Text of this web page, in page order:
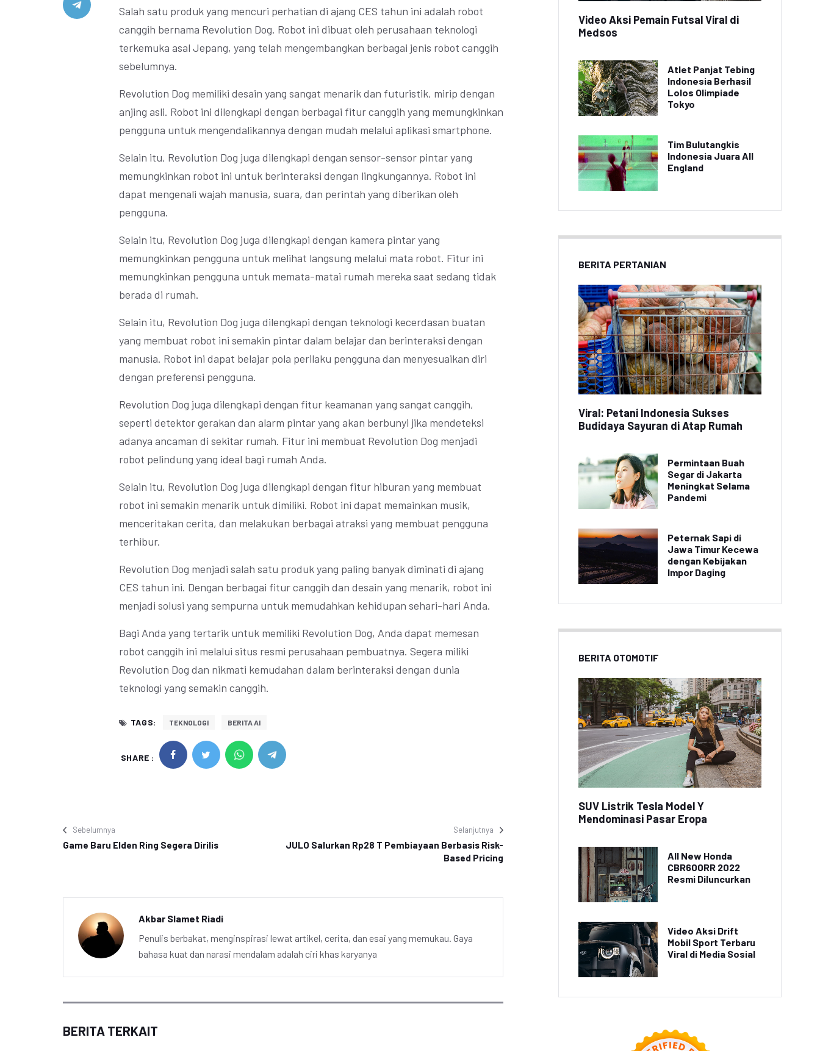
Salah satu produk yang mencuri perhatian di ajang CES tahun ini adalah robot
canggih bernama Revolution Dog. Robot ini dibuat oleh perusahaan teknologi
terkemuka asal Jepang, yang telah mengembangkan berbagai jenis robot canggih
sebelumnya.
Revolution Dog memiliki desain yang sangat menarik dan futuristik, mirip dengan
anjing asli. Robot ini dilengkapi dengan berbagai fitur canggih yang memungkinkan
pengguna untuk mengendalikannya dengan mudah melalui aplikasi smartphone.
Selain itu, Revolution Dog juga dilengkapi dengan sensor-sensor pintar yang
memungkinkan robot ini untuk berinteraksi dengan lingkungannya. Robot ini
dapat mengenali wajah manusia, suara, dan perintah yang diberikan oleh
pengguna.
Selain itu, Revolution Dog juga dilengkapi dengan kamera pintar yang
memungkinkan pengguna untuk melihat langsung melalui mata robot. Fitur ini
memungkinkan pengguna untuk memata-matai rumah mereka saat sedang tidak
berada di rumah.
Selain itu, Revolution Dog juga dilengkapi dengan teknologi kecerdasan buatan
yang membuat robot ini semakin pintar dalam belajar dan berinteraksi dengan
manusia. Robot ini dapat belajar pola perilaku pengguna dan menyesuaikan diri
dengan preferensi pengguna.
Revolution Dog juga dilengkapi dengan fitur keamanan yang sangat canggih,
seperti detektor gerakan dan alarm pintar yang akan berbunyi jika mendeteksi
adanya ancaman di sekitar rumah. Fitur ini membuat Revolution Dog menjadi
robot pelindung yang ideal bagi rumah Anda.
Selain itu, Revolution Dog juga dilengkapi dengan fitur hiburan yang membuat
robot ini semakin menarik untuk dimiliki. Robot ini dapat memainkan musik,
menceritakan cerita, dan melakukan berbagai atraksi yang membuat pengguna
terhibur.
Revolution Dog menjadi salah satu produk yang paling banyak diminati di ajang
CES tahun ini. Dengan berbagai fitur canggih dan desain yang menarik, robot ini
menjadi solusi yang sempurna untuk memudahkan kehidupan sehari-hari Anda.
Bagi Anda yang tertarik untuk memiliki Revolution Dog, Anda dapat memesan
robot canggih ini melalui situs resmi perusahaan pembuatnya. Segera miliki
Revolution Dog dan nikmati kemudahan dalam berinteraksi dengan dunia
teknologi yang semakin canggih.
TAGS: TEKNOLOGI BERITA AI
SHARE :
Sebelumnya
Game Baru Elden Ring Segera Dirilis
Selanjutnya
JULO Salurkan Rp28 T Pembiayaan Berbasis Risk-
Based Pricing
Akbar Slamet Riadi
Penulis berbakat, menginspirasi lewat artikel, cerita, dan esai yang memukau. Gaya
bahasa kuat dan narasi mendalam adalah ciri khas karyanya
BERITA TERKAIT
Video Aksi Pemain Futsal Viral di
Medsos
Atlet Panjat Tebing
Indonesia Berhasil
Lolos Olimpiade
Tokyo
Tim Bulutangkis
Indonesia Juara All
England
BERITA PERTANIAN
Viral: Petani Indonesia Sukses
Budidaya Sayuran di Atap Rumah
Permintaan Buah
Segar di Jakarta
Meningkat Selama
Pandemi
Peternak Sapi di
Jawa Timur Kecewa
dengan Kebijakan
Impor Daging
BERITA OTOMOTIF
SUV Listrik Tesla Model Y
Mendominasi Pasar Eropa
All New Honda
CBR600RR 2022
Resmi Diluncurkan
Video Aksi Drift
Mobil Sport Terbaru
Viral di Media Sosial